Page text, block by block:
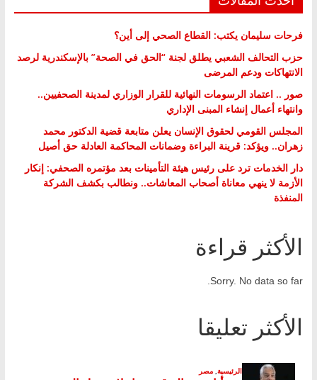
فرحات سليمان يكتب: القطاع الصحي إلى أين؟
حزب التحالف الشعبي يطلق لجنة “الحق في الصحة” بالإسكندرية لرصد
الانتهاكات ودعم المرضى
صور .. اعتماد الرسومات النهائية للقرار الوزاري لمدينة الصحفيين..
وانتهاء أعمال إنشاء المبنى الإداري
المجلس القومي لحقوق الإنسان يعلن متابعة قضية الدكتور محمد
زهران.. ويؤكد: قرينة البراءة وضمانات المحاكمة العادلة حق أصيل
دار الخدمات ترد على رئيس هيئة التأمينات بعد مؤتمره الصحفي: إنكار
الأزمة لا ينهي معاناة أصحاب المعاشات.. ونطالب بكشف الشركة
المنفذة
الأكثر قراءة
Sorry. No data so far.
الأكثر تعليقا